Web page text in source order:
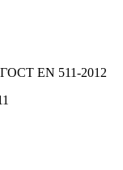
EN 511-2012